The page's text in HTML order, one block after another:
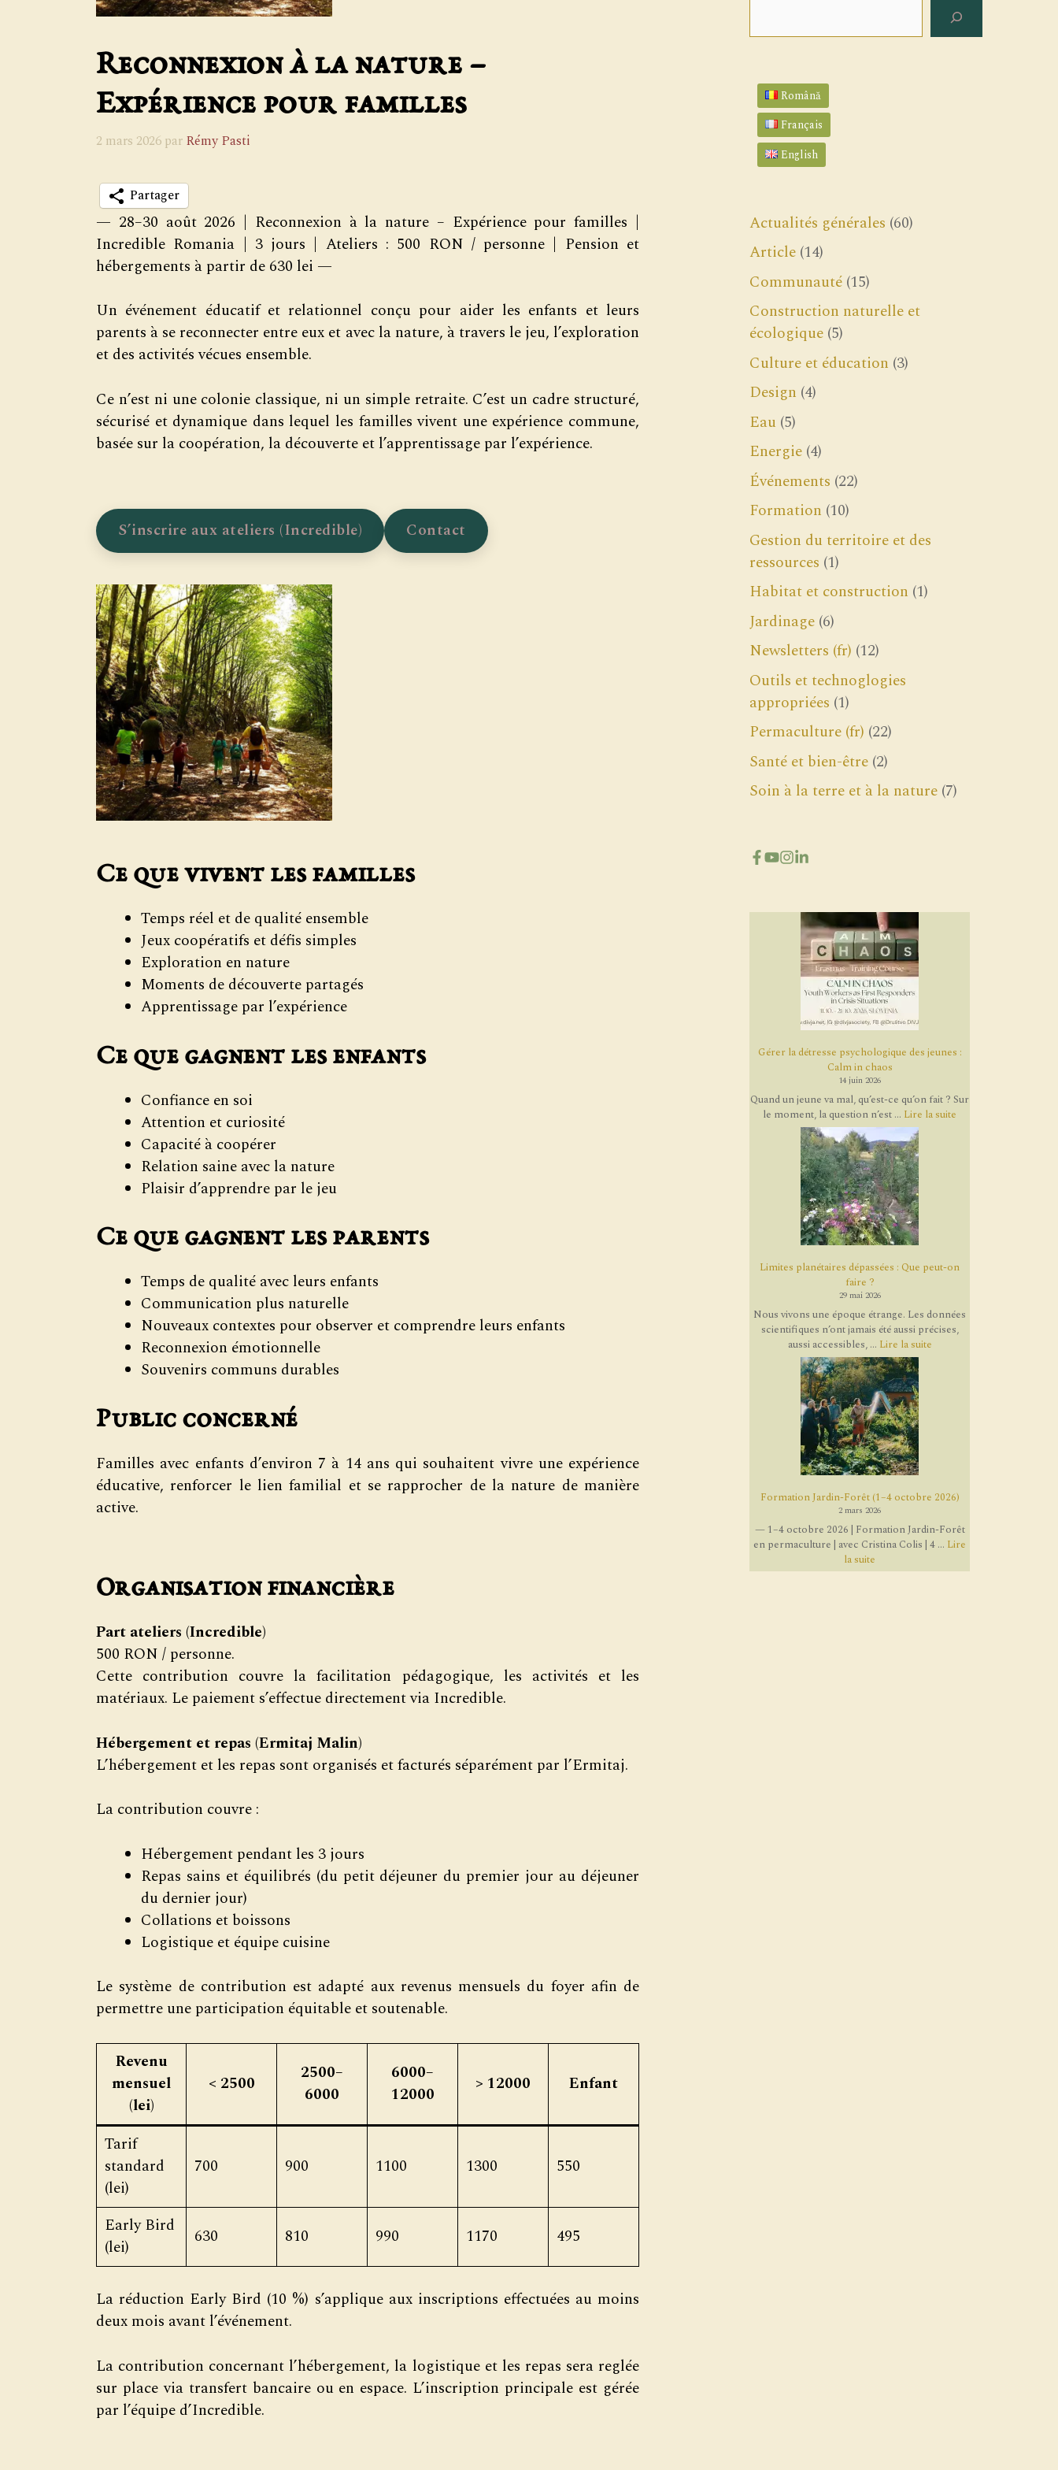
Reconnexion à la nature –
Expérience pour familles
2 mars 2026 par Rémy Pasti
Partager
— 28–30 août 2026 | Reconnexion à la nature – Expérience pour familles |
Incredible Romania | 3 jours | Ateliers : 500 RON / personne | Pension et
hébergements à partir de 630 lei —
Un événement éducatif et relationnel conçu pour aider les enfants et leurs
parents à se reconnecter entre eux et avec la nature, à travers le jeu, l’exploration
et des activités vécues ensemble.
Ce n’est ni une colonie classique, ni un simple retraite. C’est un cadre structuré,
sécurisé et dynamique dans lequel les familles vivent une expérience commune,
basée sur la coopération, la découverte et l’apprentissage par l’expérience.
S’inscrire aux ateliers (Incredible) Contact
Ce que vivent les familles
Temps réel et de qualité ensemble
Jeux coopératifs et défis simples
Exploration en nature
Moments de découverte partagés
Apprentissage par l’expérience
Ce que gagnent les enfants
Confiance en soi
Attention et curiosité
Capacité à coopérer
Relation saine avec la nature
Plaisir d’apprendre par le jeu
Ce que gagnent les parents
Temps de qualité avec leurs enfants
Communication plus naturelle
Nouveaux contextes pour observer et comprendre leurs enfants
Reconnexion émotionnelle
Souvenirs communs durables
Public concerné
Familles avec enfants d’environ 7 à 14 ans qui souhaitent vivre une expérience
éducative, renforcer le lien familial et se rapprocher de la nature de manière
active.
Organisation financière
Part ateliers (Incredible)
500 RON / personne.
Cette contribution couvre la facilitation pédagogique, les activités et les
matériaux. Le paiement s’effectue directement via Incredible.
Hébergement et repas (Ermitaj Malin)
L’hébergement et les repas sont organisés et facturés séparément par l’Ermitaj.
La contribution couvre :
Hébergement pendant les 3 jours
Repas sains et équilibrés (du petit déjeuner du premier jour au déjeuner
du dernier jour)
Collations et boissons
Logistique et équipe cuisine
Le système de contribution est adapté aux revenus mensuels du foyer afin de
permettre une participation équitable et soutenable.
Revenu
mensuel
(lei)
< 2500
2500–
6000
6000–
12000
> 12000 Enfant
Tarif
standard
(lei)
700 900 1100 1300 550
Early Bird
(lei)
630 810 990 1170 495
La réduction Early Bird (10 %) s’applique aux inscriptions effectuées au moins
deux mois avant l’événement.
La contribution concernant l’hébergement, la logistique et les repas sera reglée
sur place via transfert bancaire ou en espace. L’inscription principale est gérée
par l’équipe d’Incredible.
Română
Français
English
Actualités générales (60)
Article (14)
Communauté (15)
Construction naturelle et
écologique (5)
Culture et éducation (3)
Design (4)
Eau (5)
Energie (4)
Événements (22)
Formation (10)
Gestion du territoire et des
ressources (1)
Habitat et construction (1)
Jardinage (6)
Newsletters (fr) (12)
Outils et technoglogies
appropriées (1)
Permaculture (fr) (22)
Santé et bien-être (2)
Soin à la terre et à la nature (7)
Gérer la détresse psychologique des jeunes :
Calm in chaos
14 juin 2026
Quand un jeune va mal, qu’est-ce qu’on fait ? Sur
le moment, la question n’est ... Lire la suite
Limites planétaires dépassées : Que peut-on
faire ?
29 mai 2026
Nous vivons une époque étrange. Les données
scientifiques n’ont jamais été aussi précises,
aussi accessibles, ... Lire la suite
Formation Jardin-Forêt (1–4 octobre 2026)
2 mars 2026
— 1–4 octobre 2026 | Formation Jardin-Forêt
en permaculture | avec Cristina Colis | 4 ... Lire
la suite